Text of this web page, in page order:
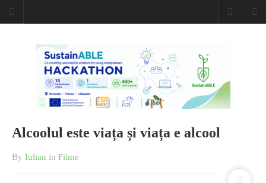
Alcoolul este viața și viața e alcool
By Iulian in Filme